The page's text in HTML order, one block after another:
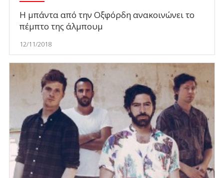
Η μπάντα από την Οξφόρδη ανακοινώνει το
πέμπτο της άλμπουμ
12/11/2018